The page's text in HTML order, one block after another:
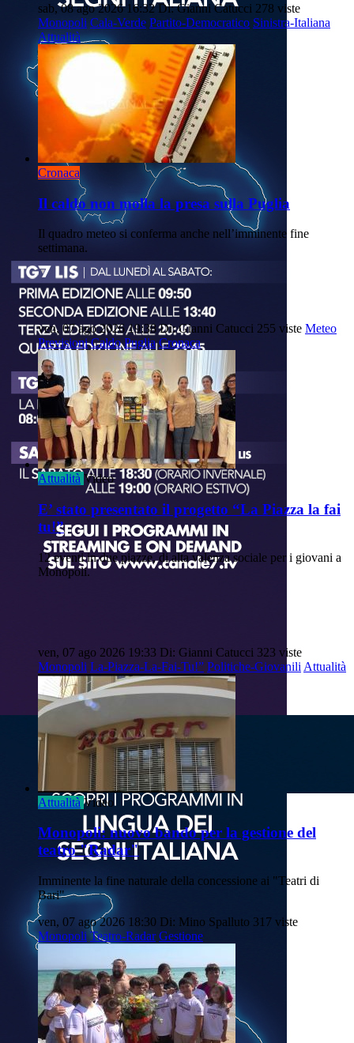
sab, 08 ago 2026 16:32 Di: Gianni Catucci 278 viste
Monopoli Cala-Verde Partito-Democratico Sinistra-Italiana
Attualità
Cronaca
Il caldo non molla la presa sulla Puglia
Il quadro meteo si conferma anche nell’imminente fine
settimana.
ven, 07 ago 2026 19:38 Di: Gianni Catucci 255 viste Meteo
Previsioni Caldo Puglia Cronaca
Attualità Video
E’ stato presentato il progetto “La Piazza la fai
tu!”
12 eventi in due piazze, di alta valenza sociale per i giovani a
Monopoli.
ven, 07 ago 2026 19:33 Di: Gianni Catucci 323 viste
Monopoli La-Piazza-La-Fai-Tu!” Politiche-Giovanili Attualità
Attualità Video
Monopoli: nuovo bando per la gestione del
teatro "Radar"
Imminente la fine naturale della concessione ai "Teatri di
Bari"
ven, 07 ago 2026 18:30 Di: Mino Spalluto 317 viste
Monopoli Teatro-Radar Gestione